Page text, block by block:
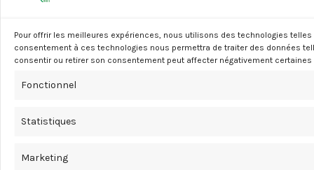
Pour offrir les meilleures expériences, nous utilisons des technologies
consentement à ces technologies nous permettra de traiter des données
consentir ou retirer son consentement peut affecter négativement
Fonctionnel
Statistiques
Marketing